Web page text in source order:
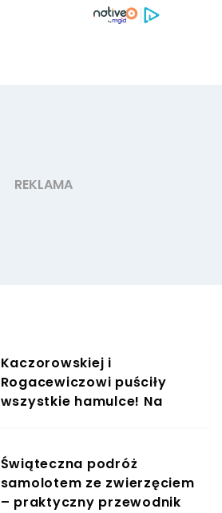
Kaczorowskiej i
Rogacewiczowi puściły
wszystkie hamulce! Na
Świąteczna podróż
samolotem ze zwierzęciem
– praktyczny przewodnik